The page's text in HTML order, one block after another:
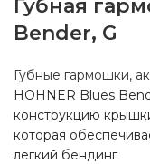
Губная
Bender, G
Губные гармошки,
HOHNER Blues
конструкцию
которая
легкий бендинг